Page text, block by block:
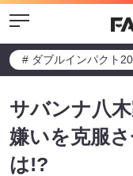
Menu
# ダブルインパクト
サバンナ八
嫌いを克服
は!?